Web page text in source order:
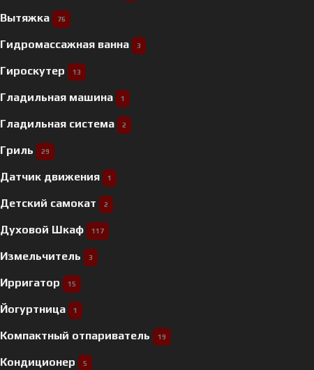
Вытяжка 76
Гидромассажная ванна 3
Гироскутер 13
Гладильная машина 1
Гладильная система 2
Гриль 29
Датчик движения 1
Детский самокат 2
Духовой Шкаф 117
Измельчитель 3
Ирригатор 15
Йогуртница 1
Компактный отпариватель 19
Кондиционер 5